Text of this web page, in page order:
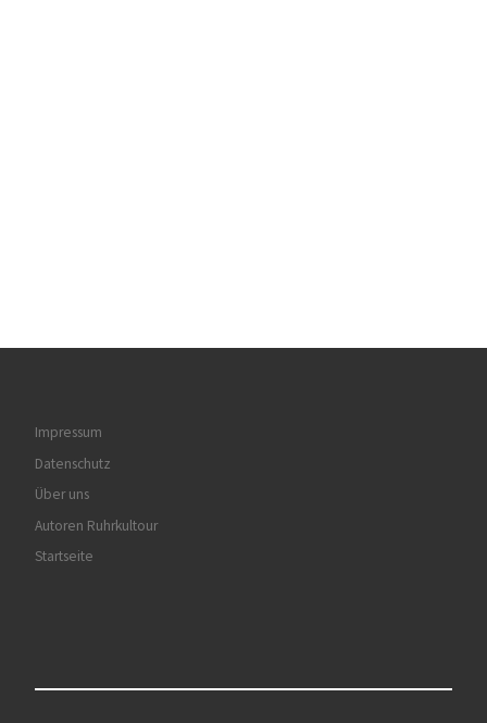
Impressum
Datenschutz
Über uns
Autoren Ruhrkultour
Startseite